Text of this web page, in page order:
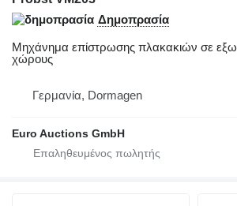
Δημοπρασία
Μηχάνημα επίστρωσης πλακακιών σε
χώρους
Γερμανία, Dormagen
Euro Auctions GmbH